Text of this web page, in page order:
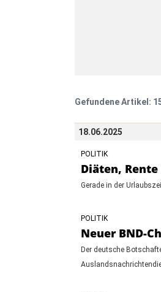
Gefundene Artikel:
18.06.2025
POLITIK
Diäten,
Gerade in der
POLITIK
Neuer BND-
Der deutsche